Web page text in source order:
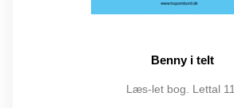
Benny i telt
Læs-let bog. Lettal 11.